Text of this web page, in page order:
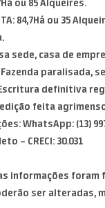
ou 85 Alqueires.
84,7Há ou 35
sede, casa de
Fazenda
Escritura definitiva
feita
WhatsApp: (13)
– CRECI: 30.031
as informações
ser alteradas,